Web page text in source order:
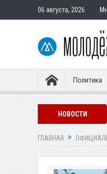
06 августа, 2026
Политика
НОВОСТИ
Экс-сотрудница
ГЛАВНАЯ